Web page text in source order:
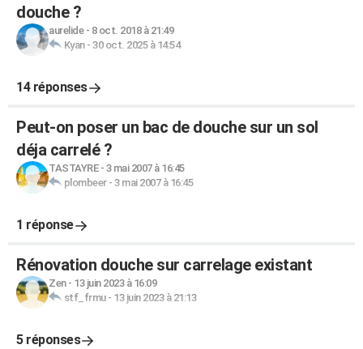
douche ?
aurelide- 8 oct. 2018 à 21:49
Kyan- 30 oct. 2025 à 14:54
14 réponses
Peut-on poser un bac de douche sur un sol
déja carrelé ?
TASTAYRE- 3 mai 2007 à 16:45
plombeer- 3 mai 2007 à 16:45
1 réponse
Rénovation douche sur carrelage existant
Zen- 13 juin 2023 à 16:09
stf_frmu- 13 juin 2023 à 21:13
5 réponses